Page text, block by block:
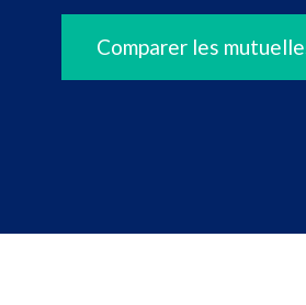
Comparer les